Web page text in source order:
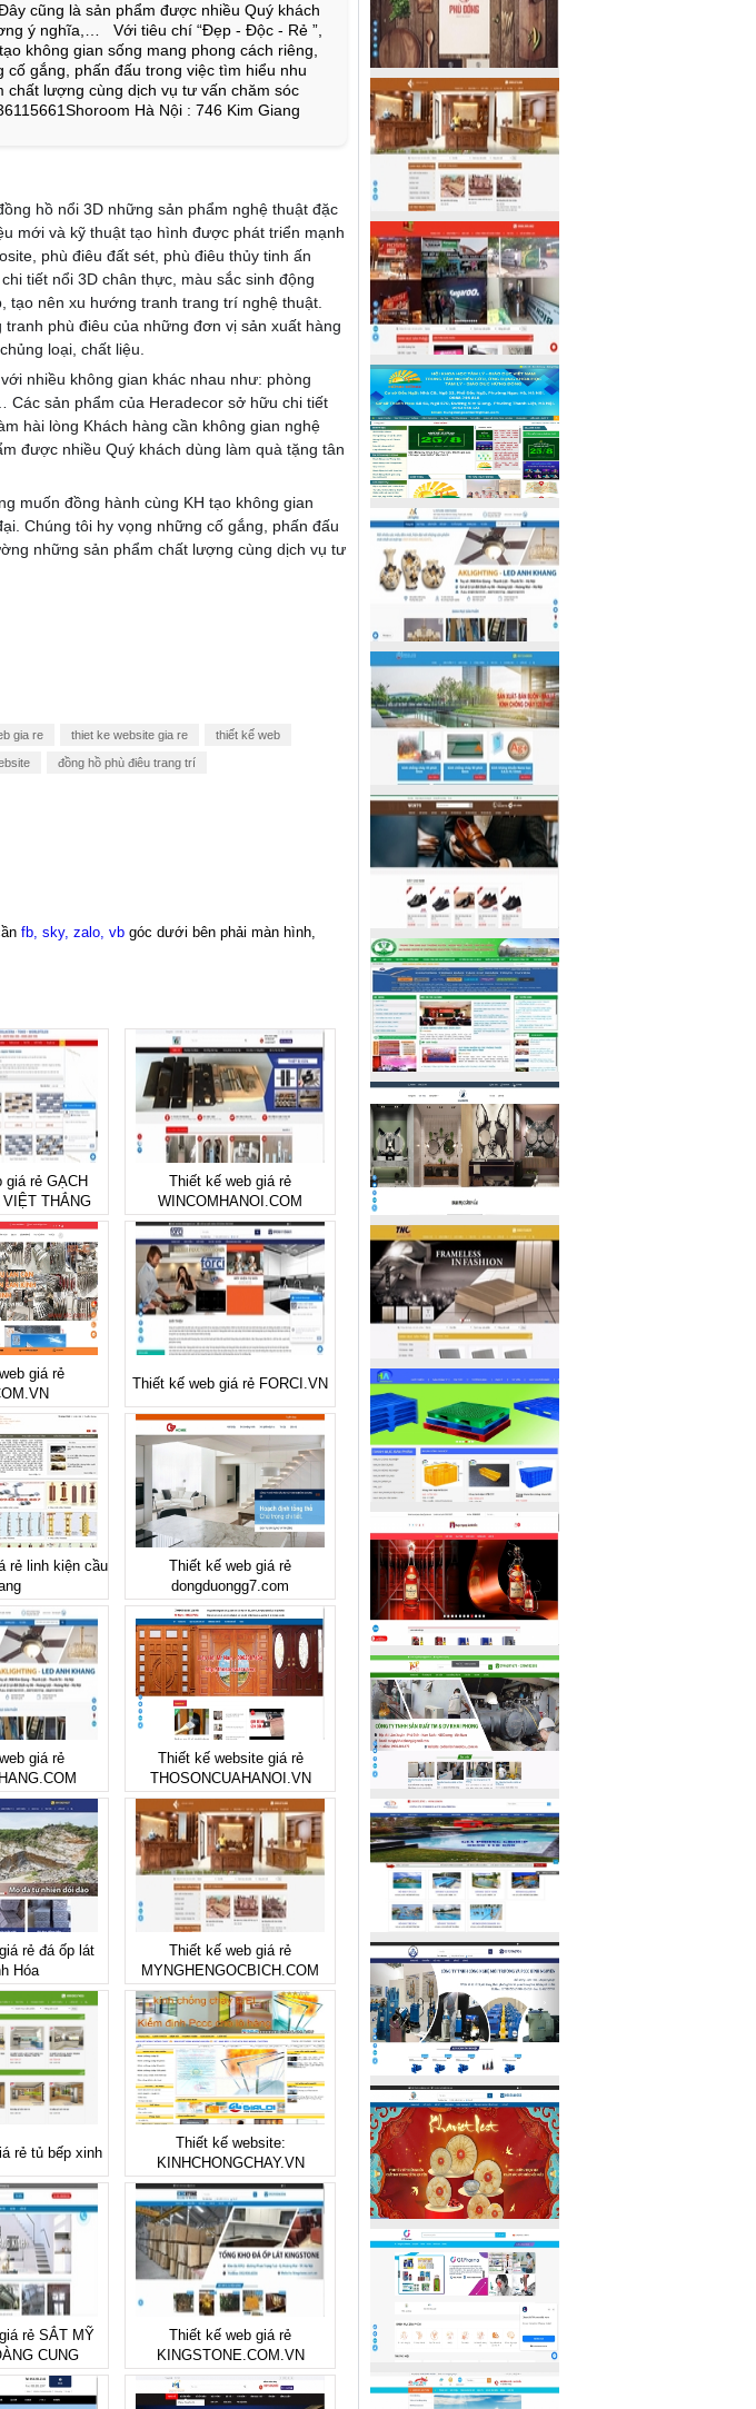
cũng là sản phẩm được nhiều Quý khách
ý nghĩa,… Với tiêu chí “Đẹp - Độc - Rẻ ”,
không gian sống mang phong cách riêng,
gắng, phấn đấu trong việc tìm hiểu nhu
lượng cùng dịch vụ tư vấn chăm sóc
Hà Nội : 746 Kim Giang
hồ nổi 3D những sản phẩm nghệ thuật đặc
mới và kỹ thuật tạo hình được phát triển mạnh
phù điêu đất sét, phù điêu thủy tinh ấn
tiết nổi 3D chân thực, màu sắc sinh động
nên xu hướng tranh trang trí nghệ thuật.
phù điêu của những đơn vị sản xuất hàng
loại, chất liệu.
nhiều không gian khác nhau như: phòng
Các sản phẩm của Heradecor sở hữu chi tiết
hài lòng Khách hàng cần không gian nghệ
được nhiều Quý khách dùng làm quà tặng tân
muốn đồng hành cùng KH tạo không gian
Chúng tôi hy vọng những cố gắng, phấn đấu
những sản phẩm chất lượng cùng dịch vụ tư
gia re thiet ke website gia re thiết kế web
đồng hồ phù điêu trang trí
fb, sky, zalo, vb góc dưới bên phải màn hình,
giá rẻ GẠCH
THẮNG
Thiết kế web giá rẻ
WINCOMHANOI.COM
giá rẻ
Thiết kế web giá rẻ FORCI.VN
rẻ linh kiện cầu
Thiết kế web giá rẻ
dongduongg7.com
giá rẻ
Thiết kế website giá rẻ
THOSONCUAHANOI.VN
rẻ đá ốp lát
Hóa
Thiết kế web giá rẻ
MYNGHENGOCBICH.COM
rẻ tủ bếp xinh
Thiết kế website:
KINHCHONGCHAY.VN
rẻ SẮT MỸ
CUNG
Thiết kế web giá rẻ
KINGSTONE.COM.VN